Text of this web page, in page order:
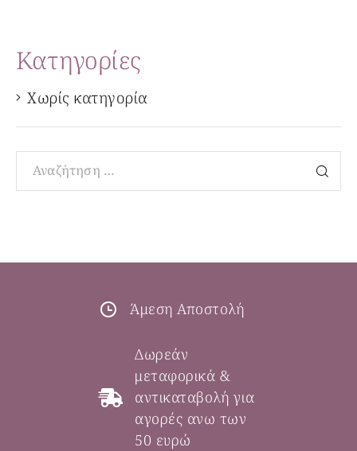
Kατηγορίες
Χωρίς κατηγορία
Άμεση Αποστολή
Δωρεάν
μεταφορικά &
αντικαταβολή για
αγορές ανω των
50 ευρώ